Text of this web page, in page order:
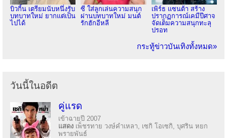
บิวกิ้น เตรียมนับหนึ่งรับ
บทบาทใหม่ ยากแต่เป็น
ไปได้
ซี ใส่ลูกเล่นความสนุก
ผ่านบทบาทใหม่ มนต์
รักฮักอีหลี
เพิร์ธ แซนต้า สร้าง
ปรากฏการณ์เคมีปีศาจ
จัดเต็มความสนุกทะลุ
ปรอท
กระทู้ข่าวบันเทิงทั้งหมด»
วันนี้ในอดีต
คู่แรด
เข้าฉายปี 2007
แสดง เพ็ชรทาย วงษ์คำเหลา, เซกิ โอเซกิ, บุศริน หยก
พรายพันธ์